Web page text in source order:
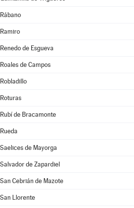
Rábano
Ramiro
Renedo de Esgueva
Roales de Campos
Robladillo
Roturas
Rubí de Bracamonte
Rueda
Saelices de Mayorga
Salvador de Zapardiel
San Cebrián de Mazote
San Llorente